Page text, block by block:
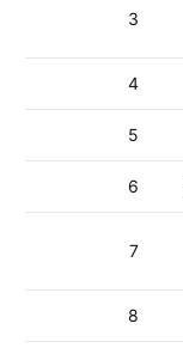
3
4
5
6
7
8